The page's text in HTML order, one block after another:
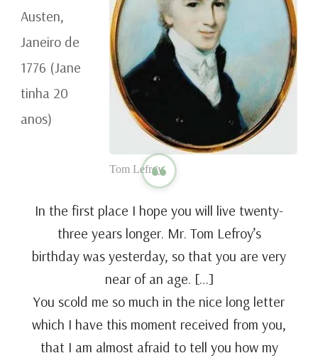
Tom Lefroy
Austen,
Janeiro de
1776 (Jane
tinha 20
anos)
In the first place I hope you will live twenty-
three years longer. Mr. Tom Lefroy’s
birthday was yesterday, so that you are very
near of an age. […]
You scold me so much in the nice long letter
which I have this moment received from you,
that I am almost afraid to tell you how my